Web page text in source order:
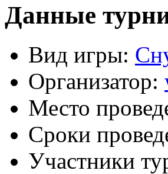
Данные
Вид игры:
Организатор:
Место
Сроки
Участники